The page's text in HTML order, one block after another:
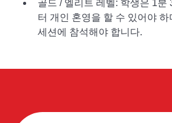
골드 / 엘리트 레벨: 학생은 1분
터 개인 혼영을 할 수 있어야 하
세션에 참석해야 합니다.